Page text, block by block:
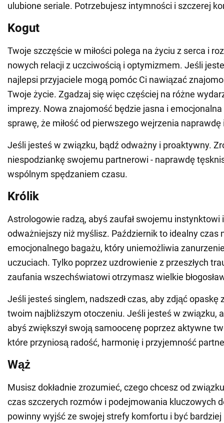
ulubione seriale. Potrzebujesz intymności i szczerej
Kogut
Twoje szczęście w miłości polega na życiu z serca i
nowych relacji z uczciwością i optymizmem. Jeśli
najlepsi przyjaciele mogą pomóc Ci nawiązać
Twoje życie. Zgadzaj się więc częściej na różne
imprezy. Nowa znajomość będzie jasna i emocjonalna
sprawę, że miłość od pierwszego wejrzenia
Jeśli jesteś w związku, bądź odważny i proaktywny.
niespodziankę swojemu partnerowi - naprawdę
wspólnym spędzaniem czasu.
Królik
Astrologowie radzą, abyś zaufał swojemu instynktowi
odważniejszy niż myślisz. Październik to idealny czas
emocjonalnego bagażu, który uniemożliwia
uczuciach. Tylko poprzez uzdrowienie z przeszłych
zaufania wszechświatowi otrzymasz wielkie
Jeśli jesteś singlem, nadszedł czas, aby zdjąć opaskę
twoim najbliższym otoczeniu. Jeśli jesteś w związku,
abyś zwiększył swoją samoocenę poprzez aktywne
które przyniosą radość, harmonię i przyjemność
Wąż
Musisz dokładnie zrozumieć, czego chcesz od
czas szczerych rozmów i podejmowania kluczowych
powinny wyjść ze swojej strefy komfortu i być